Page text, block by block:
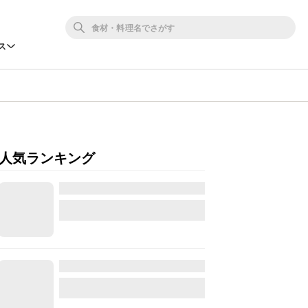
人気ランキング